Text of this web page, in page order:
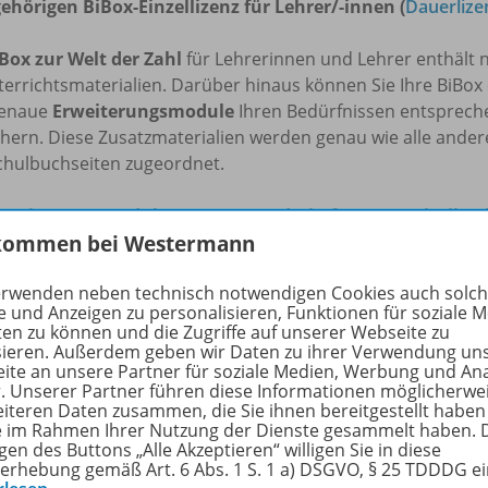
BiBox-Einzellizenz für Lehrer/-innen (
zurWelt der Zahl für Lehrerinnen und Lehrer enthält
Darüber hinaus können Sie Ihre
Erweiterungsmodule Ihren Bedürfnissen
Diese Zusatzmaterialien werden genau wie alle
zugeordnet.
Lösungen Forderheft 2 zum
zugehörigerLösungsseiten
Kauf finden Sie die Materialien des
Sie mehr über die Reihe
bei Westermann
neben technisch notwendigen Cookies auch
und Anzeigen zu personalisieren, Funktionen für soziale
zu können und die Zugriffe auf unserer Webseite zu
Außerdem geben wir Daten zu ihrer Verwendung
an unsere Partner für soziale Medien, Werbung und
Unserer Partner führen diese Informationen
Daten zusammen, die Sie ihnen bereitgestellt
im Rahmen Ihrer Nutzung der Dienste gesammelt haben.
des Buttons „Alle Akzeptieren“ willigen Sie in diese
gemäß Art. 6 Abs. 1 S. 1 a) DSGVO, § 25 TDDDG